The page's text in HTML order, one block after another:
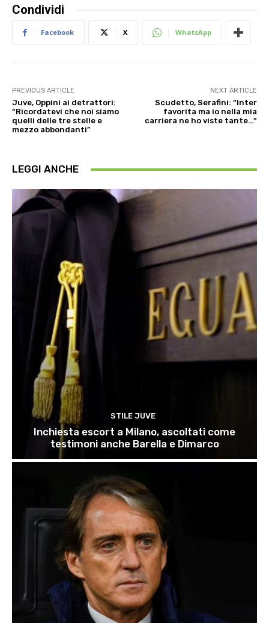
Condividi
Facebook X WhatsApp
PREVIOUS ARTICLE
Juve, Oppini ai detrattori:
“Ricordatevi che noi siamo
quelli delle tre stelle e
mezzo abbondanti”
NEXT ARTICLE
Scudetto, Serafini: “Inter
favorita ma io nella mia
carriera ne ho viste tante…”
LEGGI ANCHE
STILE JUVE
Inchiesta escort a Milano, ascoltati come
testimoni anche Barella e Dimarco